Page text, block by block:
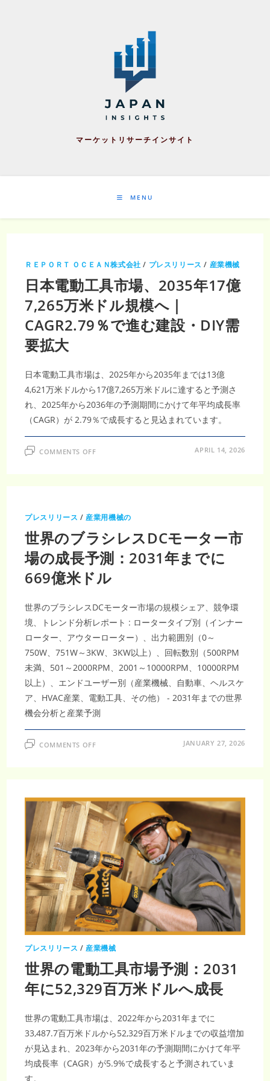
マーケットリサーチインサイト
MENU
ＲＥＰＯＲＴ ＯＣＥＡＮ株式会社 / プレスリリース / 産業機械
日本電動工具市場、2035年17億
7,265万米ドル規模へ｜
CAGR2.79％で進む建設・DIY需
要拡大
日本電動工具市場は、2025年から2035年までは13億
4,621万米ドルから17億7,265万米ドルに達すると予測さ
れ、2025年から2036年の予測期間にかけて年平均成長率
（CAGR）が 2.79％で成長すると見込まれています。
COMMENTS OFFON
場、
2035
17
億
7,265
万
米
ド
ル
へ
｜
CAGR2.79％
で
進
建
設・
DIY
要
拡
大
APRIL 14, 2026
プレスリリース /産業用機械の
世界のブラシレスDCモーター市
場の成長予測：2031年までに
669億米ドル
世界のブラシレスDCモーター市場の規模シェア、競争環
境、トレンド分析レポート : ロータータイプ別（インナー
ローター、アウターローター）、出力範囲別（0～
750W、751W～3KW、3KW以上）、回転数別（500RPM
未満、501～2000RPM、2001～10000RPM、10000RPM
以上）、エンドユーザー別（産業機械、自動車、ヘルスケ
ア、HVAC産業、電動工具、その他） - 2031年までの世界
機会分析と産業予測
COMMENTS OFFON
レ
ス
DC
モ
ー
タ
ー
市
場
の
成
長
予
測：
2031
年
ま
で
に
669
億
米
ド
ル
JANUARY 27, 2026
プレスリリース /産業機械
世界の電動工具市場予測：2031
年に52,329百万米ドルへ成長
世界の電動工具市場は、2022年から2031年までに
33,487.7百万米ドルから52,329百万米ドルまでの収益増加
が見込まれ、2023年から2031年の予測期間にかけて年平
均成長率（CAGR）が5.9%で成長すると予測されていま
す。